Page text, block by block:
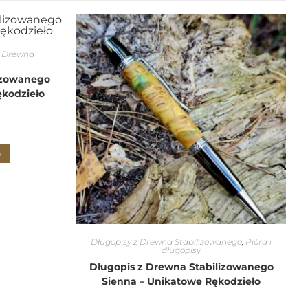
Drewna
Długopisy z Drewna Stabilizowanego, Pióra i
długopisy
Długopis z Drewna Stabilizowanego
Sienna – Unikatowe Rękodzieło